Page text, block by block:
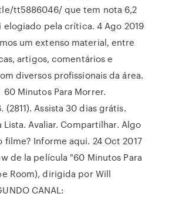
tt5886046/ que tem nota 6,2
elogiado pela crítica. 4 Ago 2019
um extenso material, entre
artigos, comentários e
diversos profissionais da área.
Minutos Para Morrer.
(2811). Assista 30 dias grátis.
Lista. Avaliar. Compartilhar. Algo
filme? Informe aqui. 24 Oct 2017
de la película "60 Minutos Para
Room), dirigida por Will
CANAL: